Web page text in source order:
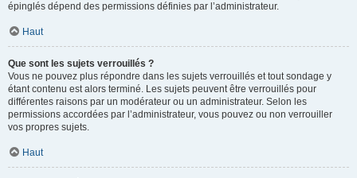
épinglés dépend des permissions définies par l’administrateur.
Haut
Que sont les sujets verrouillés ?
Vous ne pouvez plus répondre dans les sujets verrouillés et tout sondage y
étant contenu est alors terminé. Les sujets peuvent être verrouillés pour
différentes raisons par un modérateur ou un administrateur. Selon les
permissions accordées par l’administrateur, vous pouvez ou non verrouiller
vos propres sujets.
Haut